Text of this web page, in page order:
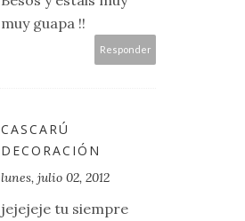
muy guapa !!
Responder
CASCARÚ
DECORACIÓN
lunes, julio 02, 2012
jejejeje tu siempre